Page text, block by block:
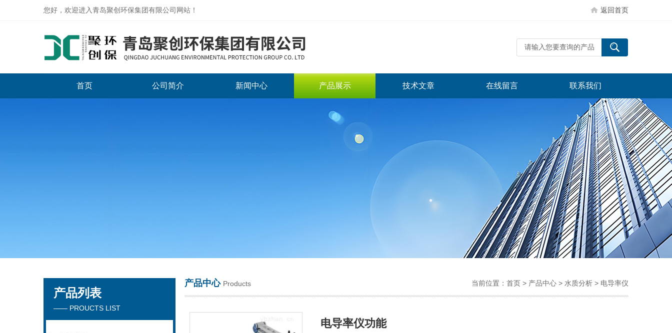
您好，欢迎进入青岛聚创环保集团有限公司网站！ 返回首页
首页 公司简介 新闻中心 产品展示 技术文章 在线留言 联系我们
产品列表
—— PROUCTS LIST
产品中心 Products 当前位置： 首页 > 产品中心 > 水质分析 > 电导率仪
电导率仪功能